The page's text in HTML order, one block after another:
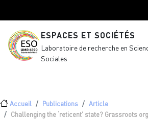
ESPACES ET SOCIÉTÉS
Laboratoire de recherche en
Sociales
Fil d'Ariane
Accueil Publications
Article
Challenging the ‘reticent’ state? Grassroots